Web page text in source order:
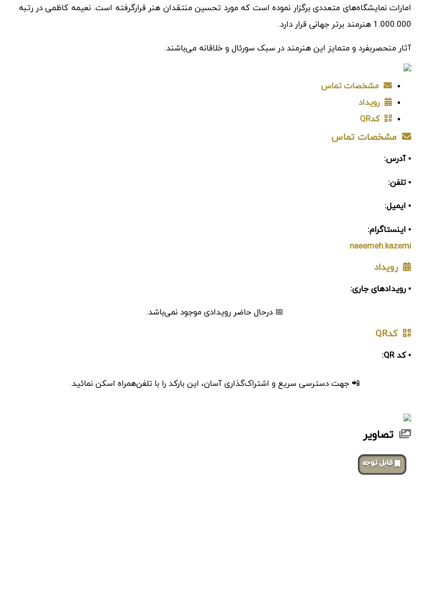
امارات نمایشگاه‌های متعددی برگزار نموده است که مورد تحسین منتقدان هنر قرارگرفته است. نعیمه کاظمی در رتبه
1.000.000 هنرمند برتر جهانی قرار دارد.
آثار منحصربفرد و متمایز این هنرمند در سبک سورئال و خلاقانه می‌باشند.
مشخصات تماس
رویداد
کدQR
مشخصات تماس
• آدرس:
• تلفن:
• ایمیل:
• اینستاگرام:
naeemeh.kazemi
رویداد
• رویدادهای جاری:
📅 درحال حاضر رویدادی موجود نمی‌باشد.
کدQR
• کد QR:
📲 جهت دسترسی سریع و اشتراک‌گذاری آسان، این بارکد را با تلفن‌همراه اسکن نمائید.
تصاویر
‌قابل توجه